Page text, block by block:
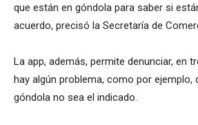
que están en góndola para saber si
acuerdo, precisó la Secretaría de
La app, además, permite denunciar, en
hay algún problema, como por ejemplo,
góndola no sea el indicado.